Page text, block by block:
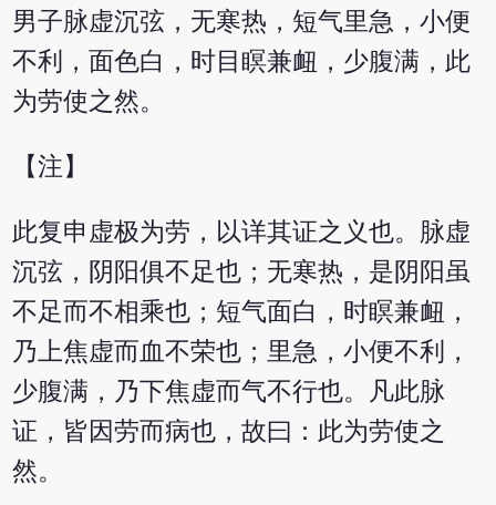
男子脉虚沉弦，无寒热，短气里急，小便
不利，面色白，时目瞑兼衄，少腹满，此
为劳使之然。
【注】
此复申虚极为劳，以详其证之义也。脉虚
沉弦，阴阳俱不足也；无寒热，是阴阳虽
不足而不相乘也；短气面白，时瞑兼衄，
乃上焦虚而血不荣也；里急，小便不利，
少腹满，乃下焦虚而气不行也。凡此脉
证，皆因劳而病也，故曰：此为劳使之
然。